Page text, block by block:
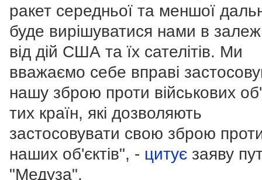
ракет середньої та меншої
буде вирішуватися нами в
від дій США та їх сателітів. Ми
вважаємо себе вправі
нашу зброю проти військових
тих країн, які дозволяють
застосовувати свою зброю
наших об'єктів", - цитує заяву
"Медуза".